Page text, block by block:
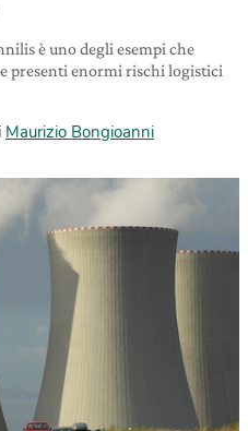
è uno degli esempi che
presenti enormi rischi logistici
Maurizio Bongioanni